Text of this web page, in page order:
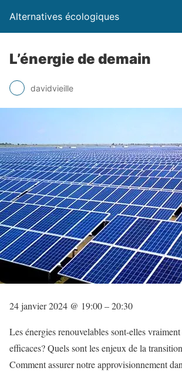
Alternatives écologiques
L’énergie de demain
davidvieille
24 janvier 2024 @ 19:00–20:30
Les énergies renouvelables sont-elles
efficaces? Quels sont les enjeux de la
Comment assurer notre approvisionnement